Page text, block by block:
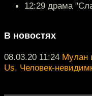
12:29 драма
В новостях
08.03.20 11:24 Мулан
Us, Человек-